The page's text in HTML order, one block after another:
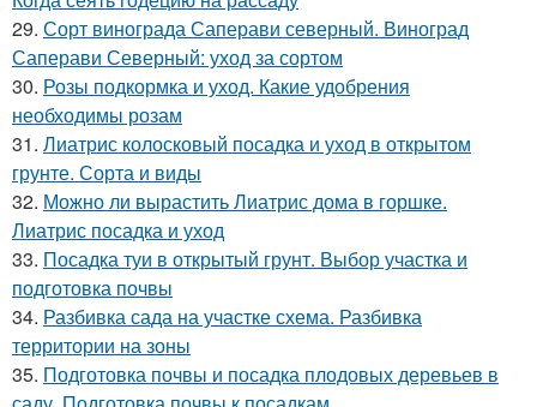
29. Сорт винограда Саперави северный. Виноград
Саперави Северный: уход за сортом
30. Розы подкормка и уход. Какие удобрения
необходимы розам
31. Лиатрис колосковый посадка и уход в открытом
грунте. Сорта и виды
32. Можно ли вырастить Лиатрис дома в горшке.
Лиатрис посадка и уход
33. Посадка туи в открытый грунт. Выбор участка и
подготовка почвы
34. Разбивка сада на участке схема. Разбивка
территории на зоны
35. Подготовка почвы и посадка плодовых деревьев в